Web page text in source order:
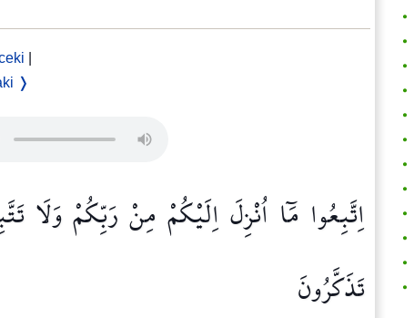
❭
اِتَّبِعُوا مَٓا اُنْزِلَاِلَيْكُمْ مِنْ رَبِّكُمْوَلَا
تَذَكَّرُونَ